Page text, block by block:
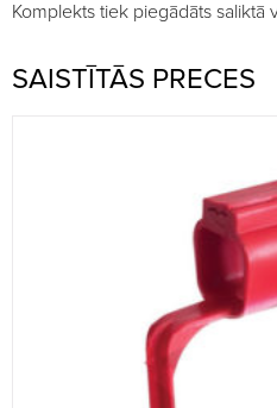
Komplekts tiek piegādāts saliktā
SAISTĪTĀS PRECES